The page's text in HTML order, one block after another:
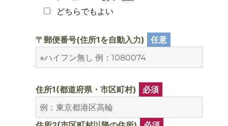
どちらでもよい
〒郵便番号(住所1を自動入力) 任意
住所1(都道府県・市区町村) 必須